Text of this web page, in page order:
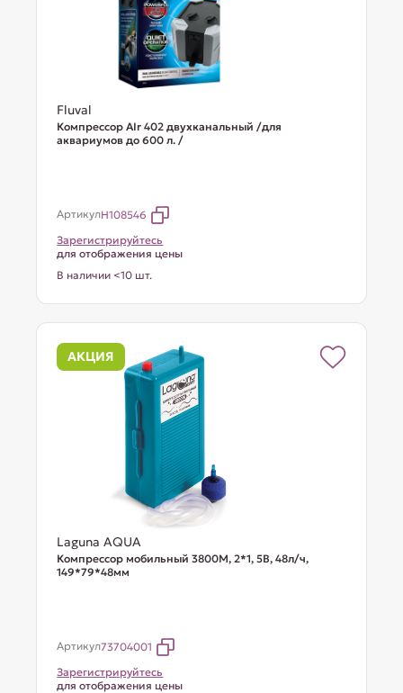
Fluval
Компрессор AIr 402 двухканальный /для
аквариумов до 600 л. /
АртикулH108546
Зарегистрируйтесь
для отображения цены
В наличии <10 шт.
АКЦИЯ
Laguna AQUA
Компрессор мобильный 3800М, 2*1, 5В, 48л/ч,
149*79*48мм
Артикул73704001
Зарегистрируйтесь
для отображения цены